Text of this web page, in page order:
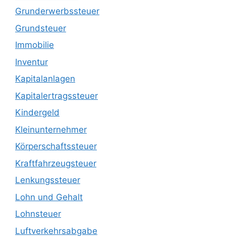
Grunderwerbssteuer
Grundsteuer
Immobilie
Inventur
Kapitalanlagen
Kapitalertragssteuer
Kindergeld
Kleinunternehmer
Körperschaftssteuer
Kraftfahrzeugsteuer
Lenkungssteuer
Lohn und Gehalt
Lohnsteuer
Luftverkehrsabgabe